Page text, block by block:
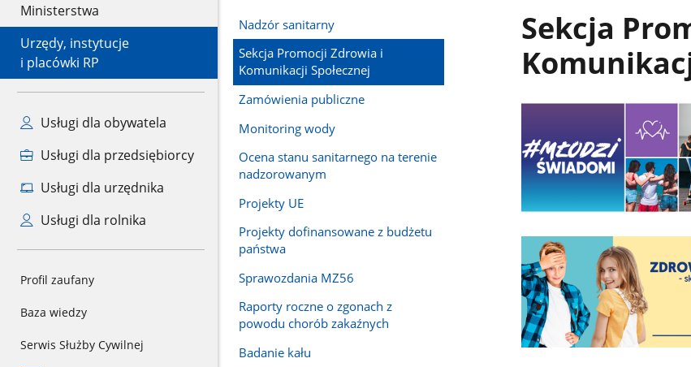
Ministerstwa
Urzędy, instytucje
i placówki RP
Usługi dla obywatela
Usługi dla przedsiębiorcy
Usługi dla urzędnika
Usługi dla rolnika
Profil zaufany
Baza wiedzy
Serwis Służby Cywilnej
Nadzór sanitarny
Sekcja Promocji Zdrowia i
Komunikacji Społecznej
Zamówienia publiczne
Monitoring wody
Ocena stanu sanitarnego na terenie
nadzorowanym
Projekty UE
Projekty dofinansowane z budżetu
państwa
Sprawozdania MZ56
Raporty roczne o zgonach z
powodu chorób zakaźnych
Badanie kału
Sekcja